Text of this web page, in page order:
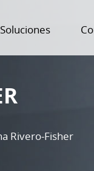
Soluciones
Rivero-Fisher